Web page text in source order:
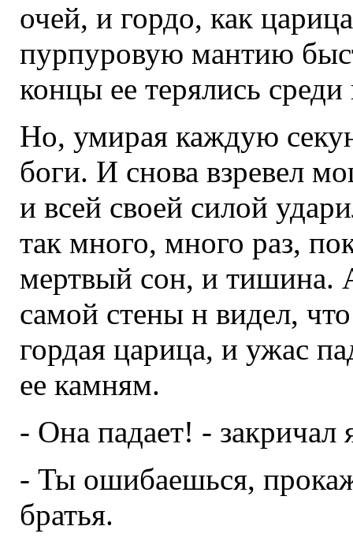
очей, и гордо, как
пурпуровую мантию
концы ее терялись
Но, умирая каждую
боги. И снова взревел
и всей своей силой
так много, много раз,
мертвый сон, и тишина.
самой стены н видел,
гордая царица, и ужас
ее камням.
- Она падает! - закричал
- Ты ошибаешься,
братья.